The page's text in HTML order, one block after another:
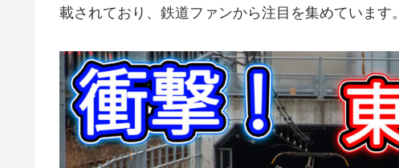
載されており、鉄道ファンから注目を集めています。